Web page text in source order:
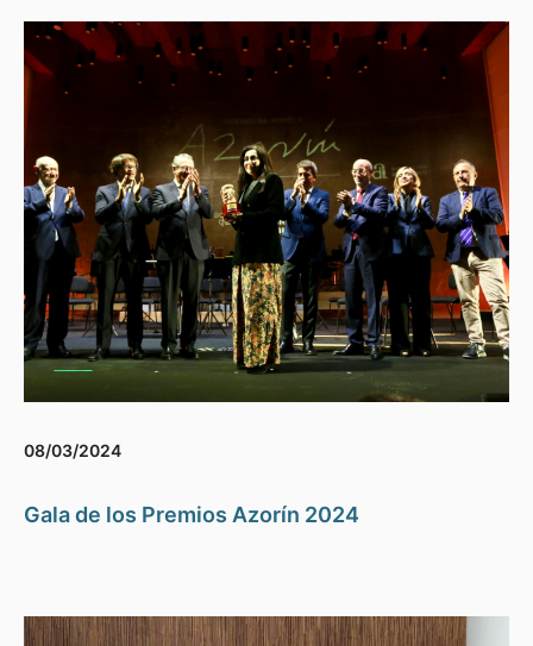
08/03/2024
Gala de los Premios Azorín 2024